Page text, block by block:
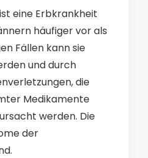
ist eine Erbkrankheit
häufiger vor als
Fällen kann sie
und durch
die
Medikamente
werden. Die
der